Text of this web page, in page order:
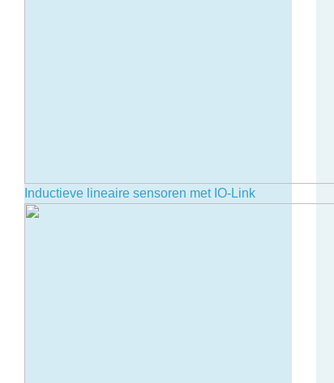
Inductieve lineaire sensoren met IO-Link